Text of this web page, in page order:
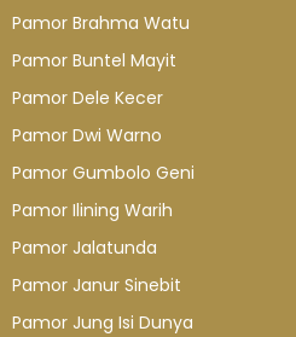
Pamor Brahma Watu
Pamor Buntel Mayit
Pamor Dele Kecer
Pamor Dwi Warno
Pamor Gumbolo Geni
Pamor Ilining Warih
Pamor Jalatunda
Pamor Janur Sinebit
Pamor Jung Isi Dunya